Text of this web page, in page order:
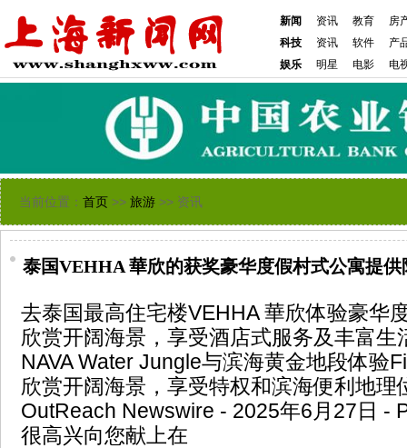
新闻 资讯 教育
房
科技
资讯 软件
产
娱乐
明星 电影 电
当前位置： 首页 >> 旅游 >> 资讯
泰国VEHHA 華欣的获奖豪华度假村式公寓提供
去泰国最高住宅楼VEHHA 華欣体验豪华
欣赏开阔海景，享受酒店式服务及丰富生
NAVA Water Jungle与滨海黄金地段体验
欣赏开阔海景，享受特权和滨海便利地理
OutReach Newswire - 2025年6月27日 -
很高兴向您献上在